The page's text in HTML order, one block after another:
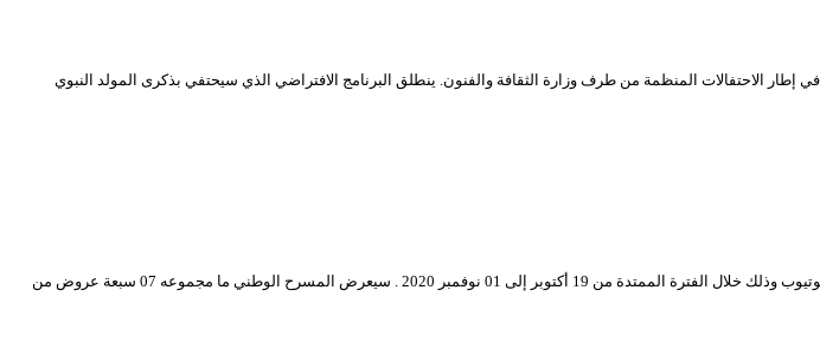
الاحتفالات المنظمة من طرف وزارة الثقافة والفنون. ينطلق البرنامج الافتراضي الذي سيحتفي بذكرى المولد النبوي
ينظم المسرح الوطني الجزائري “محي الدين بشطارزي”، عروضا افتراضية لمسرحيات بريطانية، على قناته الرسمية عبر اليوتيوب وذلك خلال الفترة الممتدة من 19 أكتوبر إلى 01 نوفمبر 2020 . سيعرض المسرح الوطني ما مجموعه 07 سبعة عروض من